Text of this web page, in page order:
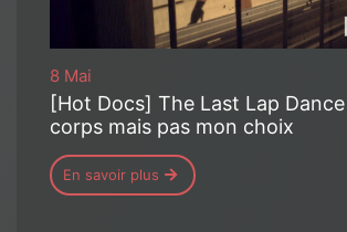
8 Mai
[Hot Docs] The Last Lap
corps mais pas mon choix
En savoir plus